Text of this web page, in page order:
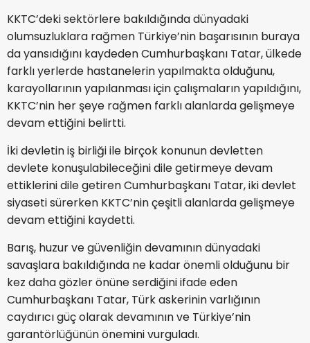
KKTC’deki sektörlere bakıldığında dünyadaki
olumsuzluklara rağmen Türkiye’nin başarısının buraya
da yansıdığını kaydeden Cumhurbaşkanı Tatar, ülkede
farklı yerlerde hastanelerin yapılmakta olduğunu,
karayollarının yapılanması için çalışmaların yapıldığını,
KKTC’nin her şeye rağmen farklı alanlarda gelişmeye
devam ettiğini belirtti.
İki devletin iş birliği ile birçok konunun devletten
devlete konuşulabileceğini dile getirmeye devam
ettiklerini dile getiren Cumhurbaşkanı Tatar, iki devlet
siyaseti sürerken KKTC’nin çeşitli alanlarda gelişmeye
devam ettiğini kaydetti.
Barış, huzur ve güvenliğin devamının dünyadaki
savaşlara bakıldığında ne kadar önemli olduğunu bir
kez daha gözler önüne serdiğini ifade eden
Cumhurbaşkanı Tatar, Türk askerinin varlığının
caydırıcı güç olarak devamının ve Türkiye’nin
garantörlüğünün önemini vurguladı.